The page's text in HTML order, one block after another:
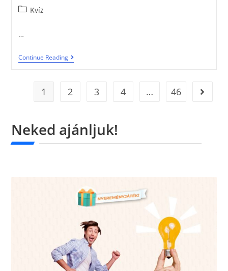
Kvíz
…
Continue Reading
1 2 3 4 … 46
Neked ajánljuk!